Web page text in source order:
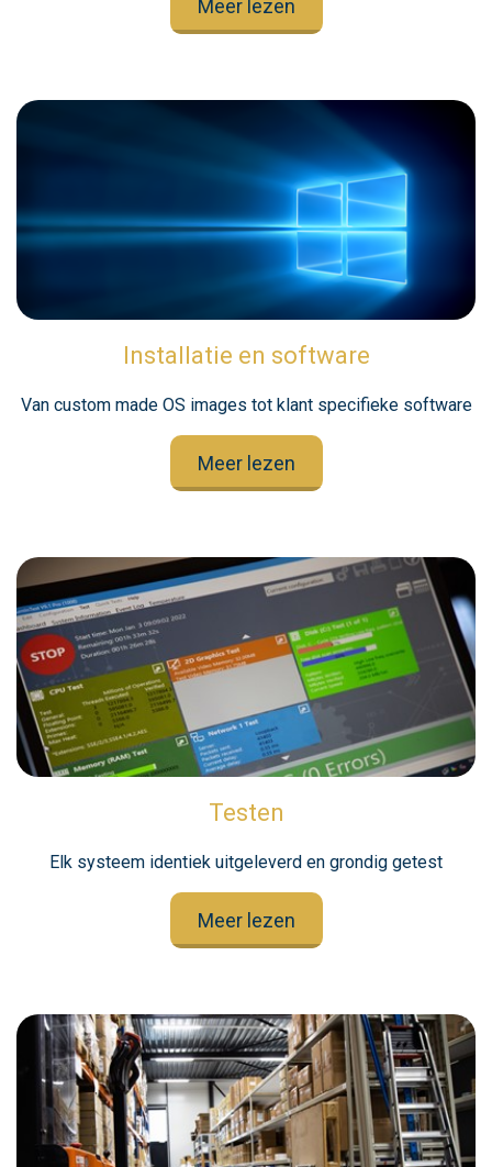
Meer lezen
Installatie en software
Van custom made OS images tot klant specifieke software
Meer lezen
Testen
Elk systeem identiek uitgeleverd en grondig getest
Meer lezen